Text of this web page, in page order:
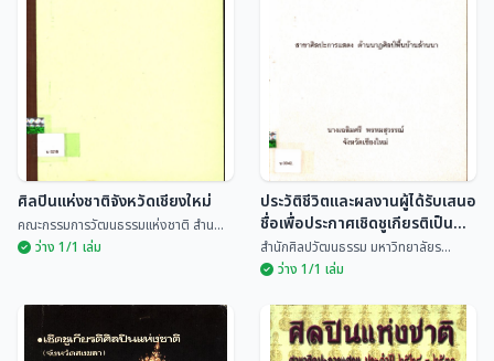
สำนักงานคณะกรรมการวัฒนธรรม
ศิลปินแห่งชาติจังหวัดเชียงใหม่
คณะกรรมการวัฒนธรรมแห่งชาติ สำน...
ว่าง 1/1 เล่ม
ประวัติชีวิตและผลงานผู้ได้รับเสนอ
ชื่อเพื่อประกาศเชิดชูเกียรติเป็น
ศิลปินแห่งชาติ ประจำปี ๒๕๔๕
สาขาศิลปะการแสดง ด้าน
ศรี พรหมสุวรรณ์ จังหวัดเชียงใหม่
สำนักศิลปวัฒนธรรม มหาวิทยาลัยร...
ว่าง 1/1 เล่ม